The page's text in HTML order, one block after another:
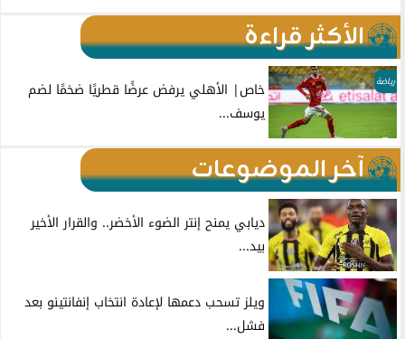
الأكثر قراءة
رياضة
خاص| الأهلي يرفض عرضًا قطريًا ضخمًا لضم
يوسف...
آخر الموضوعات
ديابي يمنح إنتر الضوء الأخضر.. والقرار الأخير
بيد...
ويلز تسحب دعمها لإعادة انتخاب إنفانتينو بعد
فشل...